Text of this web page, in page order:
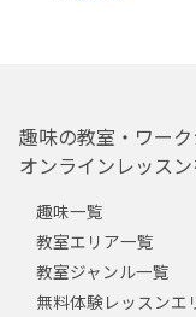
趣味の教室・ワーク
オンラインレッス
趣味一覧
教室エリア一覧
教室ジャンル一覧
無料体験レッスンエ